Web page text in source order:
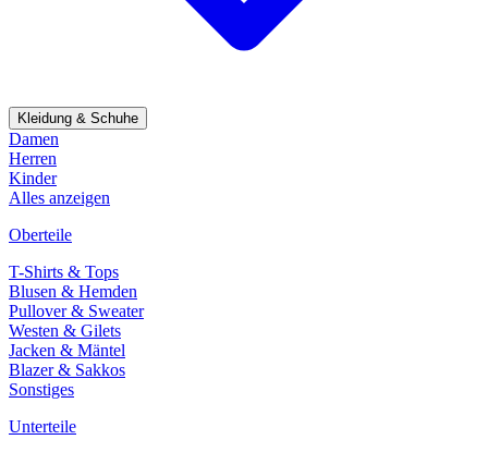
Kleidung & Schuhe
Damen
Herren
Kinder
Alles anzeigen
Oberteile
T-Shirts & Tops
Blusen & Hemden
Pullover & Sweater
Westen & Gilets
Jacken & Mäntel
Blazer & Sakkos
Sonstiges
Unterteile